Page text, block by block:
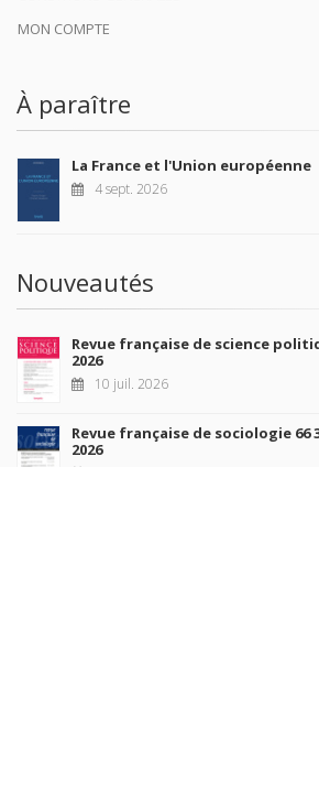
MON COMPTE
À paraître
La France et l'Union européenne
4 sept. 2026
Nouveautés
Revue française de science
2026
10 juil. 2026
Revue française de sociologie
2026